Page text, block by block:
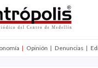
Opinión Denuncias